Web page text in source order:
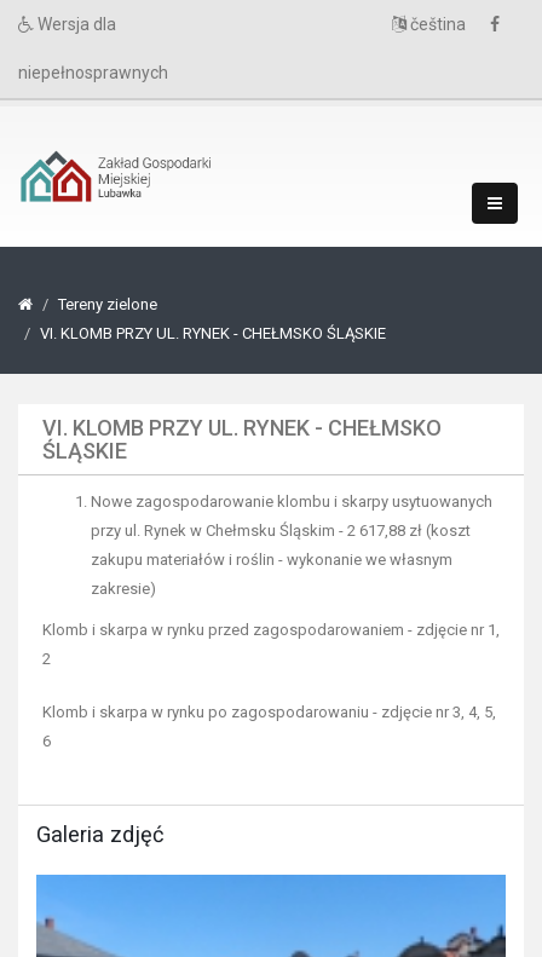
Wersja dla
niepełnosprawnych
čeština
Tereny zielone
VI. KLOMB PRZY UL. RYNEK - CHEŁMSKO ŚLĄSKIE
VI. KLOMB PRZY UL. RYNEK - CHEŁMSKO
ŚLĄSKIE
Nowe zagospodarowanie klombu i skarpy usytuowanych
przy ul. Rynek w Chełmsku Śląskim - 2 617,88 zł (koszt
zakupu materiałów i roślin - wykonanie we własnym
zakresie)
Klomb i skarpa w rynku przed zagospodarowaniem - zdjęcie nr 1,
2
Klomb i skarpa w rynku po zagospodarowaniu - zdjęcie nr 3, 4, 5,
6
Galeria zdjęć